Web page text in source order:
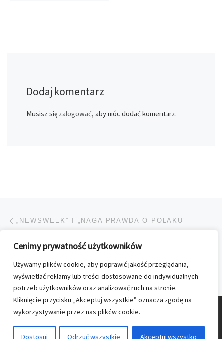
Cenimy prywatność użytkowników
Używamy plików cookie, aby poprawić jakość przeglądania,
wyświetlać reklamy lub treści dostosowane do indywidualnych
potrzeb użytkowników oraz analizować ruch na stronie.
Kliknięcie przycisku „Akceptuj wszystkie” oznacza zgodę na
wykorzystywanie przez nas plików cookie.
Dostosuj Odrzuć wszystkie Akceptuj wszystko
Dodaj komentarz
Musisz się zalogować, aby móc dodać komentarz.
Przeglądanie Wpisów
„NEWSWEEK” I „NAGA PRAWDA O POLAKU”
POWRÓT DO LISTY
DRUŻYNA KOLPORTERA PODWÓJNYM MISTRZEM POLSKI
© 2026 Nasz Kolporter – Wszelkie prawa zastrzezone